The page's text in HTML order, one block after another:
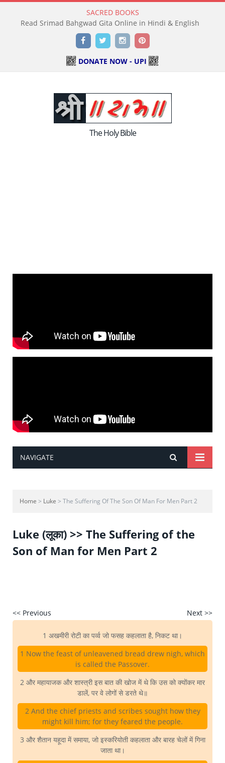
SACRED BOOKS
Read Srimad Bahgwad Gita Online in Hindi & English
FacebookTwitterInstagramPinterest
DONATE NOW - UPI
The Holy Bible
NAVIGATE
Home > Luke > The Suffering Of The Son Of Man For Men Part 2
Luke (लूका) >> The Suffering of the
Son of Man for Men Part 2
<< Previous Next >>
1 अखमीरी रोटी का पर्व्व जो फसह कहलाता है, निकट था।
1 Now the feast of unleavened bread drew nigh, which
is called the Passover.
2 और महायाजक और शास्त्री इस बात की खोज में थे कि उस को क्योंकर मार
डालें, पर वे लोगों से डरते थे॥
2 And the chief priests and scribes sought how they
might kill him; for they feared the people.
3 और शैतान यहूदा में समाया, जो इस्करियोती कहलाता और बारह चेलों में गिना
जाता था।